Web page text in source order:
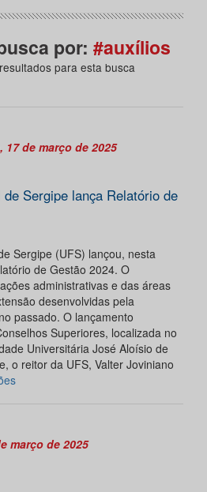
por: #auxílios
para esta busca
17 de março de 2025
Sergipe lança Relatório de
Sergipe (UFS) lançou, nesta
de Gestão 2024. O
administrativas e das áreas
desenvolvidas pela
passado. O lançamento
Superiores, localizada no
Universitária José Aloísio de
o reitor da UFS, Valter Joviniano
março de 2025